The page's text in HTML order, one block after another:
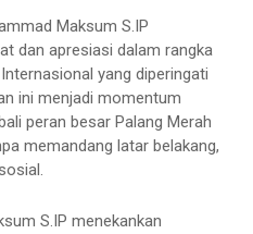
Maksum S.IP
dan apresiasi dalam rangka
yang diperingati
ini menjadi momentum
peran besar Palang Merah
memandang latar belakang,
S.IP menekankan